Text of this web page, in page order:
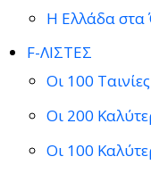
Η Ελλάδα
F-ΛΙΣΤΕΣ
Οι 100
Οι 200
Οι 100